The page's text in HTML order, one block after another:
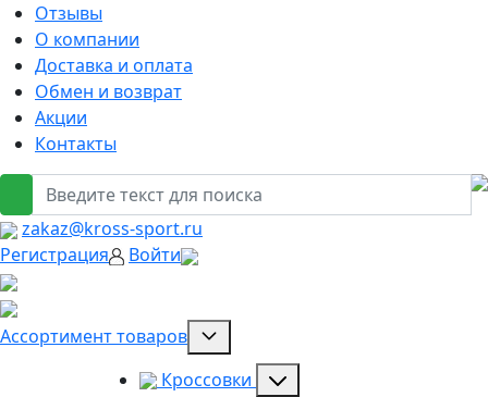
Отзывы
О компании
Доставка и оплата
Обмен и возврат
Акции
Контакты
zakaz@kross-sport.ru
Регистрация
Войти
Ассортимент товаров
Кроссовки